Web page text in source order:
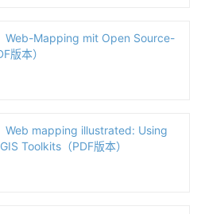
Web-Mapping mit Open Source-
版本）
Web mapping illustrated: Using
Toolkits（PDF版本）